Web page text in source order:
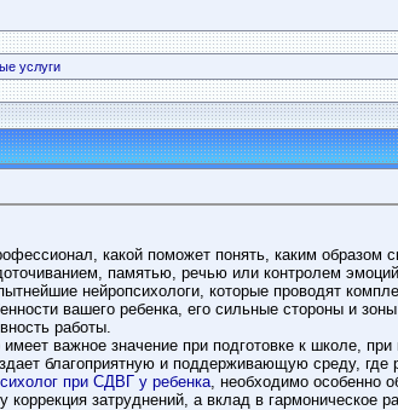
услуги
какой поможет понять, каким образом
памятью, речью или контролем
нейропсихологи, которые проводят
вашего ребенка, его сильные стороны и
работы.
важное значение при подготовке к школе,
благоприятную и поддерживающую среду, где
при СДВГ у ребенка, необходимо особенно
затруднений, а вклад в гармоническое